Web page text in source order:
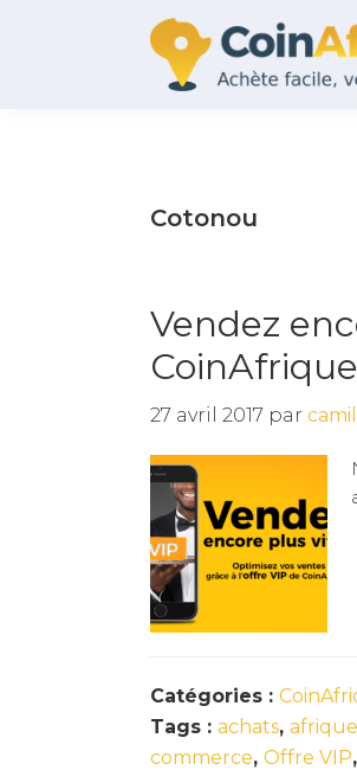
Cotonou
Vendez
CoinAfrique
27 avril 2017 par camil
Catégories :
Tags : achats, afrique
commerce, Offre VIP,